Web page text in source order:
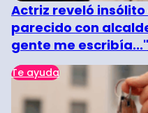
Actriz reveló
parecido con
gente me escribía..."
Te ayuda